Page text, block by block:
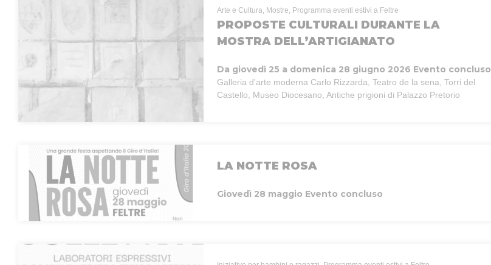
Arte e Cultura, Mostre, Programma eventi estivi a Feltre
PROPOSTE CULTURALI DURANTE LA
MOSTRA DELL’ARTIGIANATO
Da giovedì 25 a domenica 28 giugno 2026 Evento concluso
Galleria d'arte moderna Carlo Rizzarda, Teatro de la sena, Torri del
Castello, Museo Diocesano, Antiche prigioni di Palazzo Pretorio
LA NOTTE ROSA
Giovedì 28 maggio Evento concluso